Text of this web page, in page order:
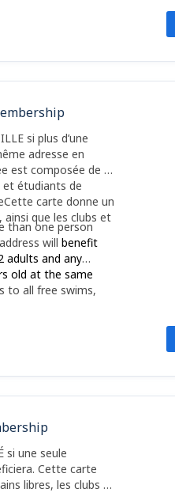
si plus d’une
adresse en
est composée de 1
étudiants de
carte donne un
que les clubs et
than one person
willbenefit
adults and any
old at the same
to all free swims,
si une seule
Cette carte
libres, les clubs et